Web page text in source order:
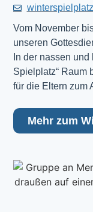
Vom November
unseren
In der nassen
Spielplatz“ Raum
für die Eltern zum
Mehr zum